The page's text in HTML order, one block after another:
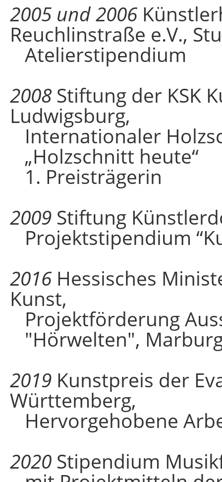
2005 und 2006
Reuchlinstraße e.V.,
Atelierstipendium
2008Stiftung der KSK
Ludwigsburg,
Internationaler
„Holzschnitt heute“
1. Preisträgerin
2009Stiftung
Projektstipendium
2016Hessisches
Kunst,
Projektförderung
"Hörwelten",
2019Kunstpreis der
Württemberg,
Hervorgehobene
2020Stipendium